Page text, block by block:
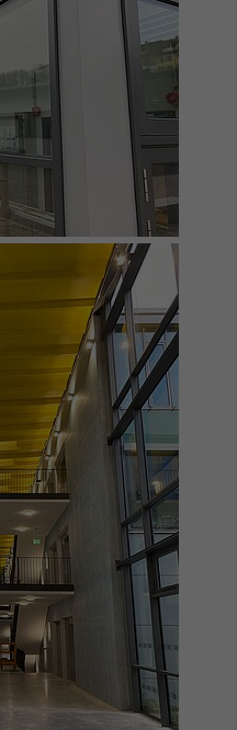
anderem eine zufällig
die historische
vorgenommen
der Webseiten-
hat.
ein Standard-Session-
Es speichert im Fall
die Session-ID. So
Benutzer
werden und es wird ihm
Bereichen
der Webseite mit, ob
Typo3-Backend
und Rechte besitzt diese